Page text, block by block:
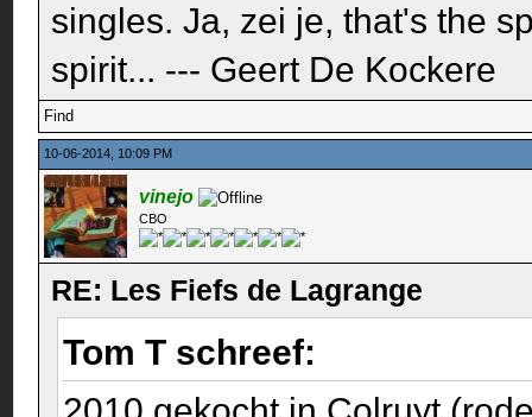
singles. Ja, zei je, that's the
spirit... --- Geert De Kockere
Find
10-06-2014, 10:09 PM
vinejo
CBO
RE: Les Fiefs de Lagrange
Tom T schreef: